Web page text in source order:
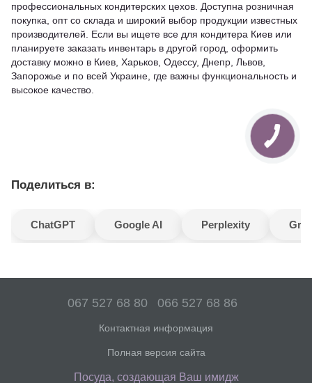
профессиональных кондитерских цехов. Доступна розничная
покупка, опт со склада и широкий выбор продукции известных
производителей. Если вы ищете все для кондитера Киев или
планируете заказать инвентарь в другой город, оформить
доставку можно в Киев, Харьков, Одессу, Днепр, Львов,
Запорожье и по всей Украине, где важны функциональность и
высокое качество.
Поделиться в:
ChatGPT Google AI Perplexity
067 527 68 80 066 527 68 86
Контактная информация
Полная версия сайта
Посуда, создающая Ваш имидж